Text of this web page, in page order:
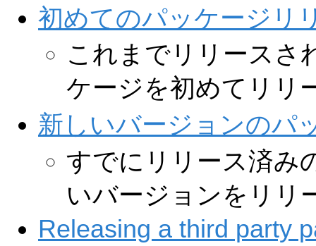
初めてのパッケージリ
これまでリリースさ
ケージを初めてリリ
新しいバージョンのパ
すでにリリース済み
いバージョンをリリ
Releasing a third party